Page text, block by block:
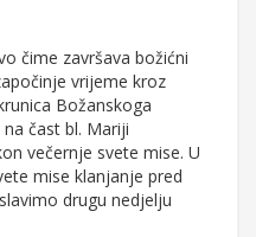
čime završava božićni
vrijeme kroz
Božanskoga
čast bl. Mariji
večernje svete mise. U
mise klanjanje pred
drugu nedjelju